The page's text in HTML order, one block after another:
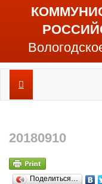
20180910
Поделиться…